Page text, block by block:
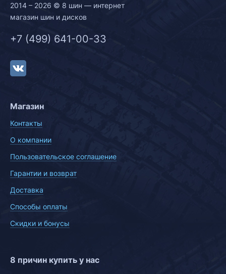
2014 – 2026 © 8 шин — интернет
магазин шин и дисков
+7 (499) 641-00-33
Магазин
Контакты
О компании
Пользовательское соглашение
Гарантии и возврат
Доставка
Способы оплаты
Скидки и бонусы
8 причин купить у нас